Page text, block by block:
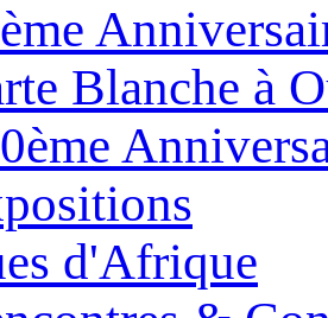
Blanche à
d'Afrique